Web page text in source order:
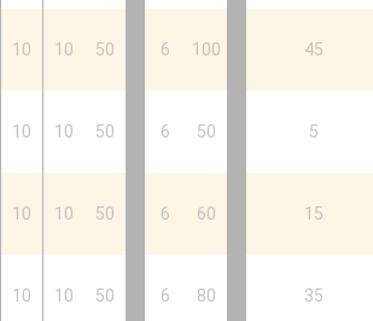
10 10 50 6 100 45
10 10 50 6 50 5
10 10 50 6 60 15
10 10 50 6 80 35